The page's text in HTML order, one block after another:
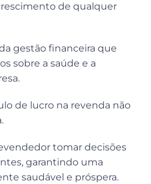
de qualquer
gestão financeira que
sobre a saúde e a
de lucro na revenda não
tomar decisões
garantindo uma
saudável e próspera.